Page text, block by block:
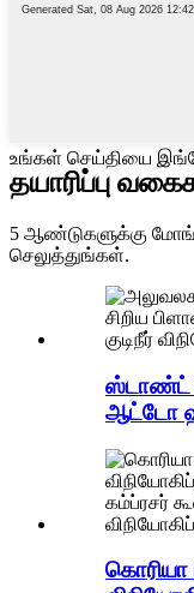
உங்கள் செய்தியை
தயாரிப்பு
5 ஆண்டுகளுக்கு மோங்
செலுத்துங்கள்.
ஸ்டாண்ட்
ஆட்டோ
கொரியா